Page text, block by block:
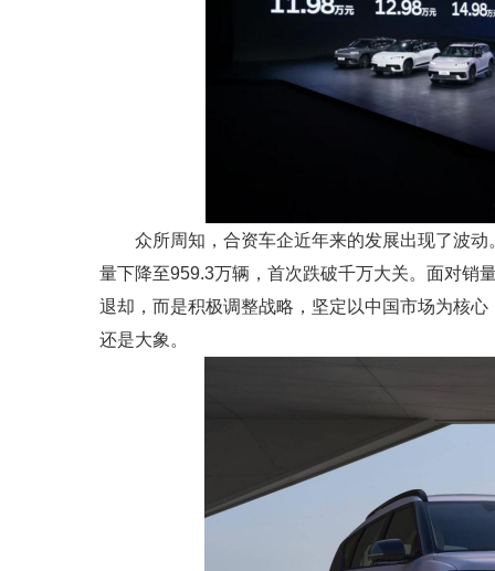
众所周知，合资车企近年来的发展出现了波
量下降至959.3万辆，首次跌破千万大关。面对销
退却，而是积极调整战略，坚定以中国市场为核
还是大象。